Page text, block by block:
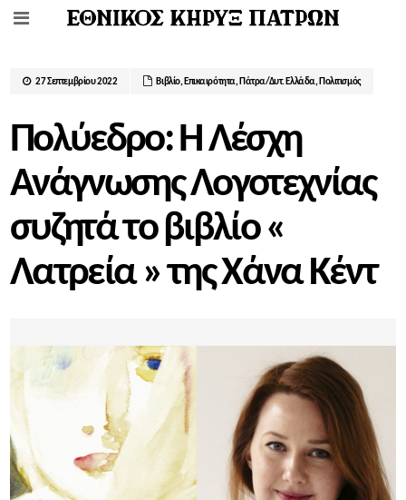
27 Σεπτεμβρίου 2022 Βιβλίο, Επικαιρότητα, Πάτρα/Δυτ. Ελλάδα, Πολιτισμός
Πολύεδρο: Η Λέσχη
Ανάγνωσης Λογοτεχνίας
συζητά το βιβλίο «
Λατρεία » της Χάνα Κέντ